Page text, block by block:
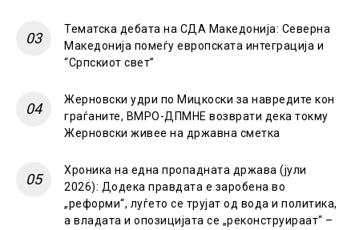
Тематска дебата на СДА Македонија: Северна
Македонија помеѓу европската интеграција и
“Српскиот свет”
Жерновски удри по Мицкоски за навредите кон
граѓаните, ВМРО-ДПМНЕ возврати дека токму
Жерновски живее на државна сметка
Хроника на една пропадната држава (јули
2026): Додека правдата е заробена во
„реформи“, луѓето се трујат од вода и политика,
а владата и опозицијата се „реконструираат“ –